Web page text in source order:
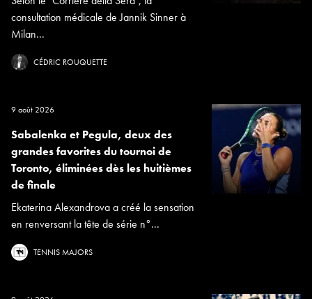
consultation médicale de Jannik Sinner à
Milan...
CÉDRIC ROUQUETTE
9 août 2026
Sabalenka et Pegula, deux des
grandes favorites du tournoi de
Toronto, éliminées dès les huitièmes
de finale
Ekaterina Alexandrova a créé la sensation
en renversant la tête de série n°...
TENNIS MAJORS